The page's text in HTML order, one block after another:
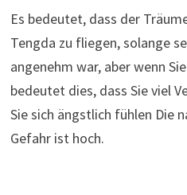
Es bedeutet, dass der
Tengda zu fliegen, solange
angenehm war, aber wenn
bedeutet dies, dass Sie viel
Sie sich ängstlich fühlen Die
Gefahr ist hoch.